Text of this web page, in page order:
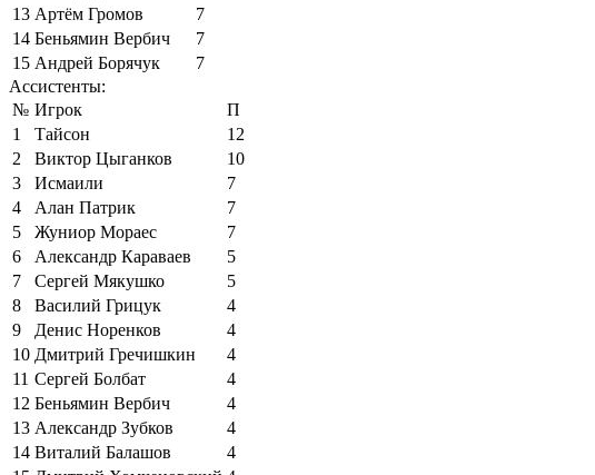
13 Артём Громов
7
14 Беньямин Вербич
7
15 Андрей Борячук
7
Ассистенты:
№ Игрок
П
1
Тайсон
12
2
Виктор Цыганков
10
3
Исмаили
7
4
Алан Патрик
7
5
Жуниор Мораес
7
6
Александр Караваев
5
7
Сергей Мякушко
5
8
Василий Грицук
4
9
Денис Норенков
4
10 Дмитрий Гречишкин
4
11 Сергей Болбат
4
12 Беньямин Вербич
4
13 Александр Зубков
4
14 Виталий Балашов
4